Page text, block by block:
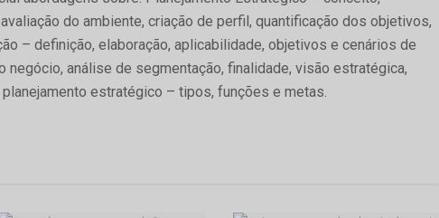
do ambiente, criação de perfil, quantificação dos objetivos,
– definição, elaboração, aplicabilidade, objetivos e cenários de
análise de segmentação, finalidade, visão estratégica,
estratégico – tipos, funções e metas.